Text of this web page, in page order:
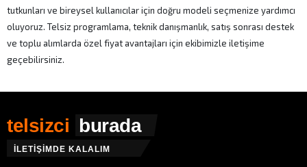
tutkunları ve bireysel kullanıcılar için doğru modeli seçmenize yardımcı
oluyoruz. Telsiz programlama, teknik danışmanlık, satış sonrası destek
ve toplu alımlarda özel fiyat avantajları için ekibimizle iletişime
geçebilirsiniz.
telsizci burada
İLETİŞİMDE KALALIM